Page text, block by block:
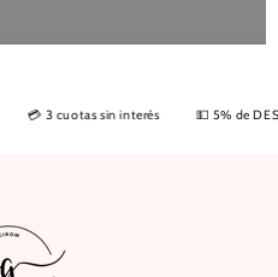
💳 3 cuotas sin interés 💵 5% de